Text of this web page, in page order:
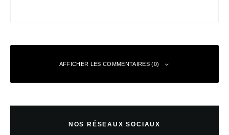
AFFICHER LES COMMENTAIRES (0)
NOS RÉSEAUX SOCIAUX